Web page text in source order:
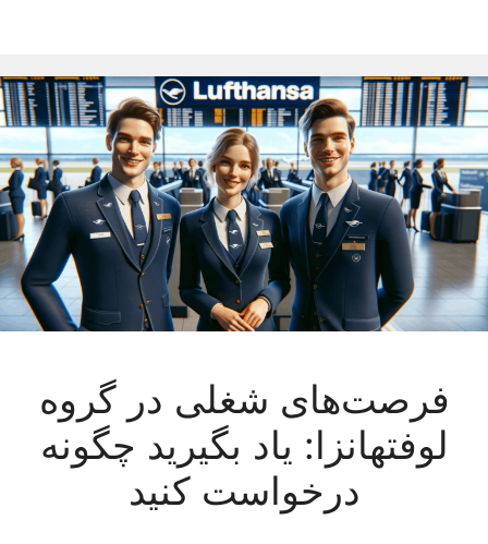
فرصت‌های شغلی در گروه
لوفتهانزا: یاد بگیرید چگونه
درخواست کنید